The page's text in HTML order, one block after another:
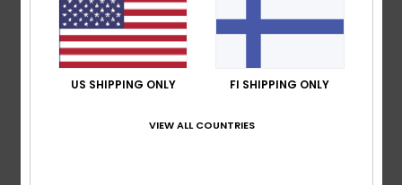
Average Score
5.0
1 verified reviewssince huhtikuuta 2026
US SHIPPING ONLY FI SHIPPING ONLY
VIEW ALL COUNTRIES